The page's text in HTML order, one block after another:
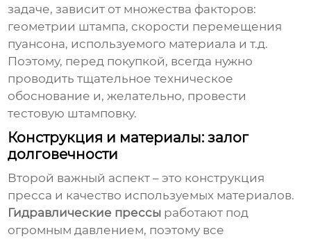
задаче, зависит от множества факторов:
геометрии штампа, скорости перемещения
пуансона, используемого материала и т.д.
Поэтому, перед покупкой, всегда нужно
проводить тщательное техническое
обоснование и, желательно, провести
тестовую штамповку.
Конструкция и материалы: залог
долговечности
Второй важный аспект – это конструкция
пресса и качество используемых материалов.
Гидравлические прессы работают под
огромным давлением, поэтому все